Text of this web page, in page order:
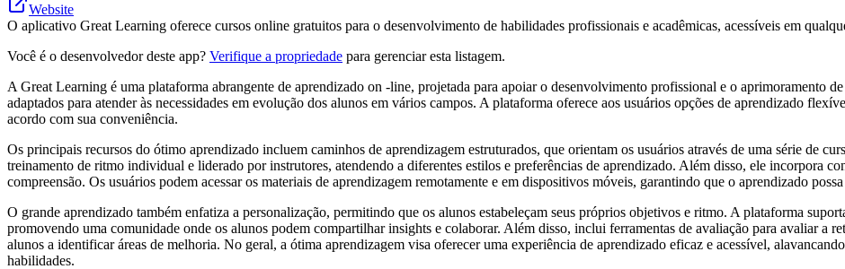
Website
O aplicativo Great Learning oferece cursos online gratuitos para o desenvolvimento de habilidades profissionais e acadêmicas, acessíveis em
Você é o desenvolvedor deste app? Verifique a propriedade para gerenciar esta listagem.
A Great Learning é uma plataforma abrangente de aprendizado on -line, projetada para apoiar o desenvolvimento profissional e o aprimoramento
adaptados para atender às necessidades em evolução dos alunos em vários campos. A plataforma oferece aos usuários opções de aprendizado
acordo com sua conveniência.
Os principais recursos do ótimo aprendizado incluem caminhos de aprendizagem estruturados, que orientam os usuários através de uma série de
treinamento de ritmo individual e liderado por instrutores, atendendo a diferentes estilos e preferências de aprendizado. Além disso, ele incorpora
compreensão. Os usuários podem acessar os materiais de aprendizagem remotamente e em dispositivos móveis, garantindo que o aprendizado
O grande aprendizado também enfatiza a personalização, permitindo que os alunos estabeleçam seus próprios objetivos e ritmo. A plataforma
promovendo uma comunidade onde os alunos podem compartilhar insights e colaborar. Além disso, inclui ferramentas de avaliação para avaliar a
alunos a identificar áreas de melhoria. No geral, a ótima aprendizagem visa oferecer uma experiência de aprendizado eficaz e acessível,
habilidades.